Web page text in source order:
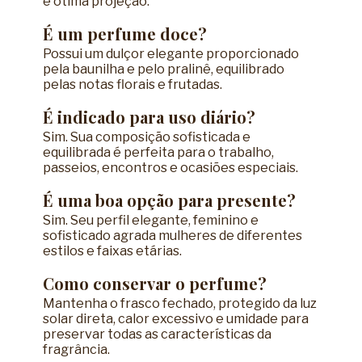
É um perfume doce?
Possui um dulçor elegante proporcionado
pela baunilha e pelo pralinê, equilibrado
pelas notas florais e frutadas.
É indicado para uso diário?
Sim. Sua composição sofisticada e
equilibrada é perfeita para o trabalho,
passeios, encontros e ocasiões especiais.
É uma boa opção para presente?
Sim. Seu perfil elegante, feminino e
sofisticado agrada mulheres de diferentes
estilos e faixas etárias.
Como conservar o perfume?
Mantenha o frasco fechado, protegido da luz
solar direta, calor excessivo e umidade para
preservar todas as características da
fragrância.